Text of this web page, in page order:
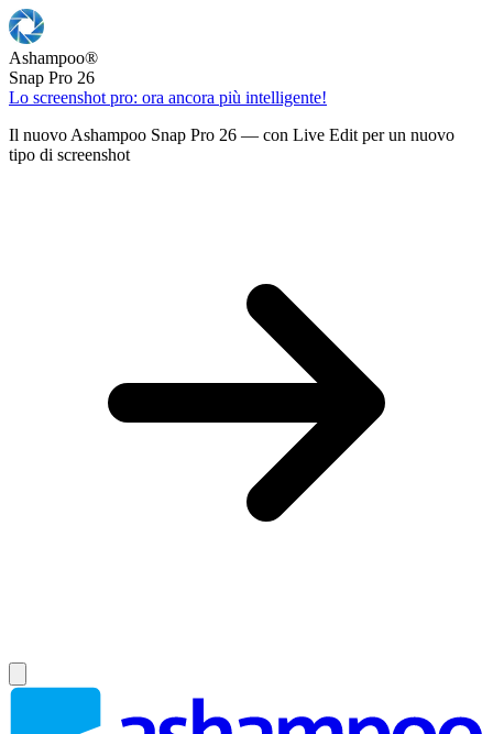
Ashampoo®
Snap Pro 26
Lo screenshot pro: ora ancora più intelligente!
Il nuovo Ashampoo Snap Pro 26 — con Live Edit per un nuovo
tipo di screenshot